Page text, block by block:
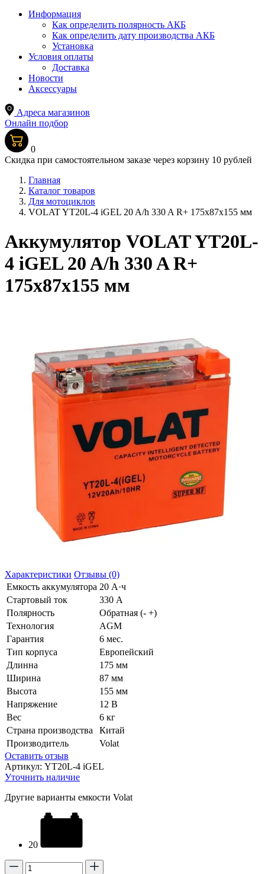
Информация
Как определить полярность АКБ
Как определить дату производства АКБ
Установка
Условия оплаты
Доставка
Новости
Аксессуары
Адреса магазинов
Онлайн подбор
0
Скидка при самостоятельном заказе через корзину 10 рублей
Главная
Каталог товаров
Для мотоциклов
VOLAT YT20L-4 iGEL 20 A/h 330 A R+ 175x87x155 мм
Аккумулятор VOLAT YT20L-
4 iGEL 20 A/h 330 A R+
175x87x155 мм
Характеристики Отзывы (0)
Емкость аккумулятора 20 А·ч
Стартовый ток
330 А
Полярность
Обратная (- +)
Технология
AGM
Гарантия
6 мес.
Тип корпуса
Европейский
Длинна
175 мм
Ширина
87 мм
Высота
155 мм
Напряжение
12 В
Вес
6 кг
Страна производства
Китай
Производитель
Volat
Оставить отзыв
Артикул: YT20L-4 iGEL
Уточнить наличие
Другие варианты емкости Volat
20